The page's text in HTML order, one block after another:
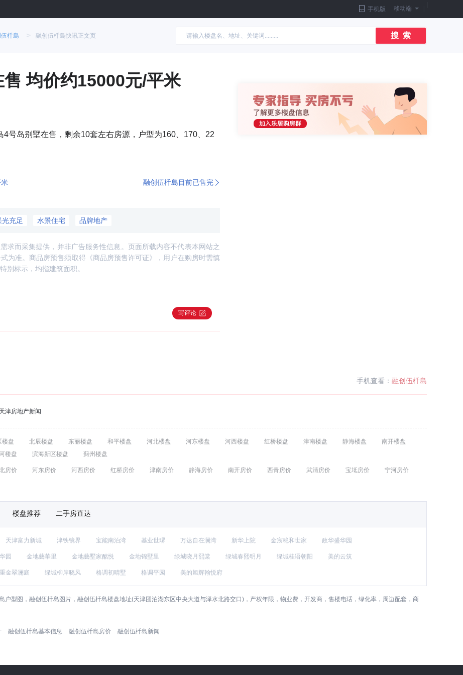
手机版 移动端
杄島 > 融创伍杄島快讯正文页 搜 索
均价约15000元/平米
号岛别墅在售，剩余10套左右房源，户型为160、170、22
融创伍杄島目前已售完
光充足 水景住宅 品牌地产
求而采集提供，并非广告服务性信息。页面所载内容不代表本网站之
为准。商品房预售须取得《商品房预售许可证》，用户在购房时需慎
别标示，均指建筑面积。
写评论
手机查看： 融创伍杄島
天津房地产新闻
楼盘 北辰楼盘 东丽楼盘 和平楼盘 河北楼盘 河东楼盘 河西楼盘 红桥楼盘 津南楼盘 静海楼盘
南开楼盘
楼盘 滨海新区楼盘 蓟州楼盘
房价 河东房价 河西房价 红桥房价 津南房价 静海房价 南开房价 西青房价 武清房价 宝坻房价
宁河房价
楼盘推荐 二手房直达
天津富力新城 津铁镜界 宝能南泊湾 基业世琾 万达自在澜湾 新华上院 金宸稳和世家 政华盛华园
园 金地藝華里 金地藝墅家酩悦 金地锦墅里 绿城晓月熙棠 绿城春熙明月 绿城桂语朝阳 美的云筑
金翠澜庭 绿城柳岸晓风 格调初晴墅 格调平园 美的旭辉翰悦府
户型图，融创伍杄島图片，融创伍杄島楼盘地址(天津团泊湖东区中央大道与泽水北路交口)，产权年限，物业费，开发商，售楼电话，绿化率，周边配套，商
融创伍杄島基本信息 融创伍杄島房价 融创伍杄島新闻